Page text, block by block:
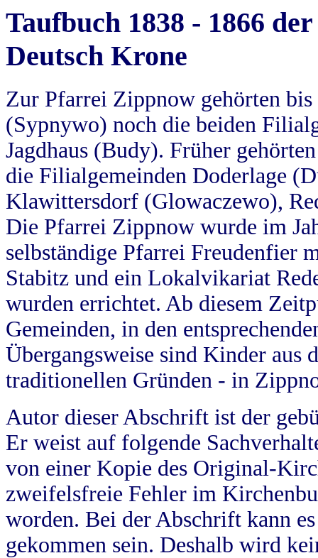
Taufbuch 1838 - 1866
Deutsch Krone
Zur Pfarrei Zippnow gehörten
(Sypnywo) noch die beiden
Jagdhaus (Budy). Früher
die Filialgemeinden Doderlage
Klawittersdorf (Glowaczewo),
Die Pfarrei Zippnow wurde im
selbständige Pfarrei Freudenfier
Stabitz und ein Lokalvikariat
wurden errichtet. Ab diesem
Gemeinden, in den
Übergangsweise sind Kinder aus
traditionellen Gründen - in
Autor dieser Abschrift ist der
Er weist auf folgende
von einer Kopie des Original-
zweifelsfreie Fehler im
worden. Bei der Abschrift kann
gekommen sein. Deshalb wird